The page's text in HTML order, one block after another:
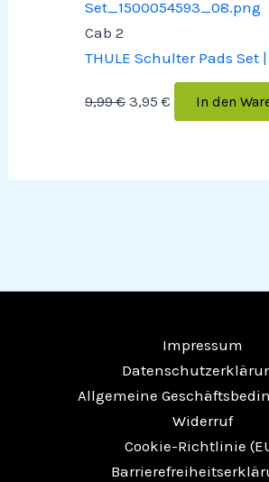
Cab 2
THULE Schulter Pads Set
9,99€ 3,95€ In den
Impressum
Allgemeine
Widerruf
Cookie-Richtlinie